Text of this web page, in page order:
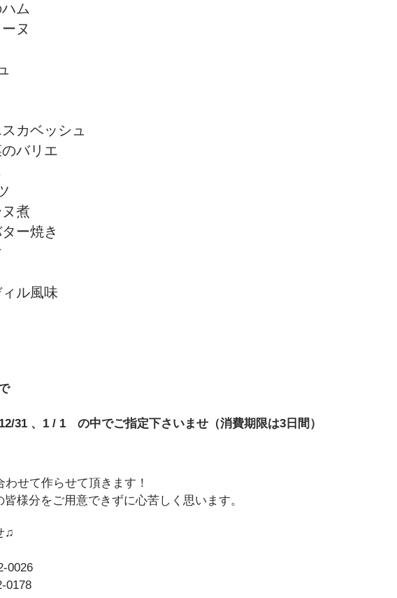
ム
ヌ
カベッシュ
バリエ
煮
ー焼き
ル風味
31 、1 / 1 の中でご指定下さいませ（消費期限は3日間）
せて作らせて頂きます！
様分をご用意できずに心苦しく思います。
♫
0026